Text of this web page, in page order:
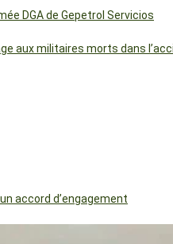
DGA de Gepetrol Servicios
aux militaires morts dans
accord d’engagement